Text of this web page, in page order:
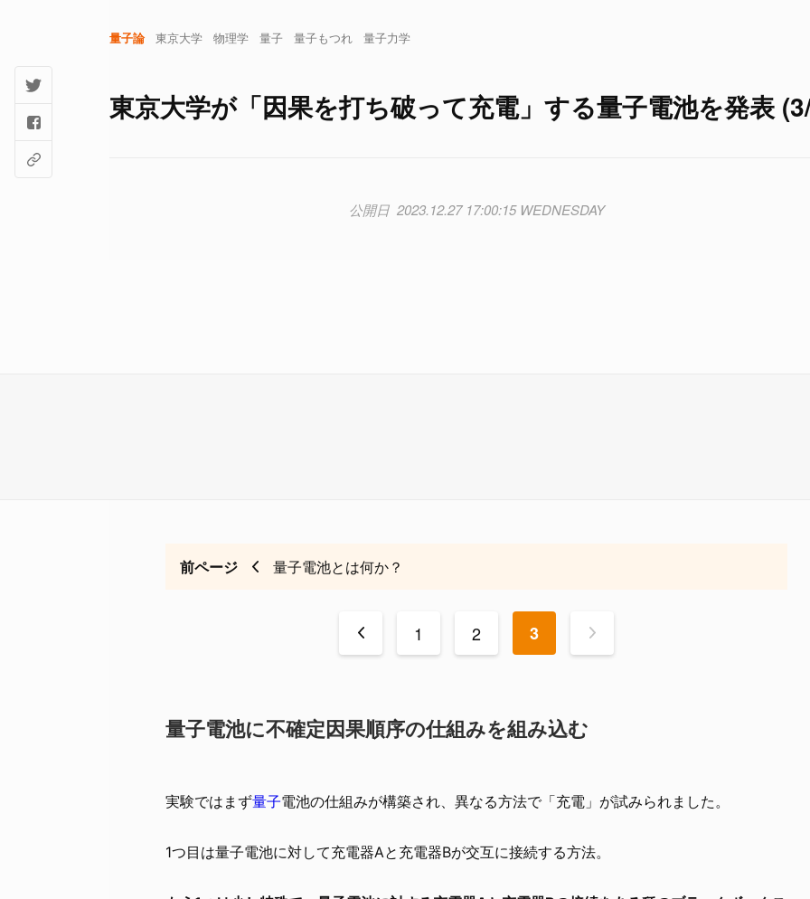
量子論 東京大学 物理学 量子 量子もつれ 量子力学
東京大学が「因果を打ち破って充電」する量子電池を発表
2023.12.27 17:00:15 WEDNESDAY
前ページ 量子電池とは何か？
< 1 2 3 >
量子電池に不確定因果順序の仕組みを組み込む
実験ではまず量子電池の仕組みが構築され、異なる方法で「充電」が試みられました。
1つ目は量子電池に対して充電器Aと充電器Bが交互に接続する方法。